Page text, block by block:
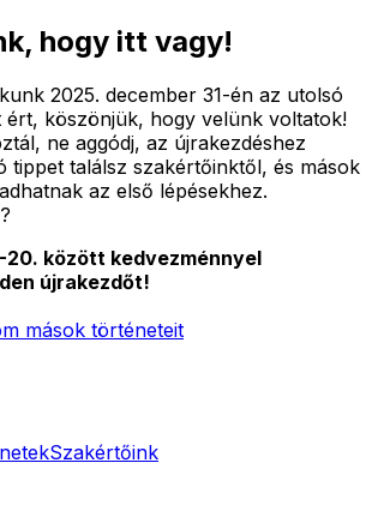
hogy itt vagy!
2025. december 31-én az utolsó
ért, köszönjük, hogy velünk voltatok!
ne aggódj, az újrakezdéshez
tippet találsz szakértőinktől, és mások
az első lépésekhez.
20. között kedvezménnyel
újrakezdőt!
mások történeteit
Szakértőink